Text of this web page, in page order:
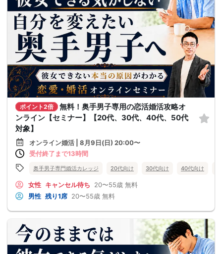
ポイント2倍
無料！奥手男子専用の恋活婚活攻略オ
ンライン【セミナー】【20代、30代、40代、50代
対象】
オンライン婚活 | 8月9日(日) 20:00〜
受付終了まで13時間
奥手男子専門婚活カレッジ 20代向け 30代向け 40代向け
女性 キャンセル待ち 20〜55歳 無料
男性 残り1席 20〜55歳 無料